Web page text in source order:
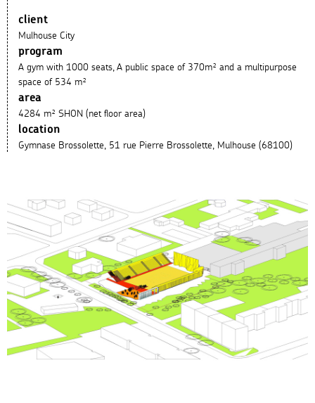
client
Mulhouse City
program
A gym with 1000 seats, A public space of 370m² and a multipurpose
space of 534 m²
area
4284 m² SHON (net floor area)
location
Gymnase Brossolette, 51 rue Pierre Brossolette, Mulhouse (68100)